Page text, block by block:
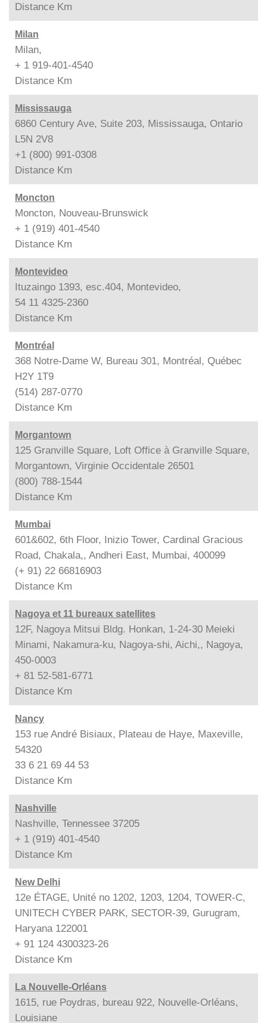
Distance Km
Milan
Milan,
+ 1 919-401-4540
Distance Km
Mississauga
6860 Century Ave, Suite 203, Mississauga, Ontario
L5N 2V8
+1 (800) 991-0308
Distance Km
Moncton
Moncton, Nouveau-Brunswick
+ 1 (919) 401-4540
Distance Km
Montevideo
Ituzaingo 1393, esc.404, Montevideo,
54 11 4325-2360
Distance Km
Montréal
368 Notre-Dame W, Bureau 301, Montréal, Québec
H2Y 1T9
(514) 287-0770
Distance Km
Morgantown
125 Granville Square, Loft Office à Granville Square,
Morgantown, Virginie Occidentale 26501
(800) 788-1544
Distance Km
Mumbai
601&602, 6th Floor, Inizio Tower, Cardinal Gracious
Road, Chakala,, Andheri East, Mumbai, 400099
(+ 91) 22 66816903
Distance Km
Nagoya et 11 bureaux satellites
12F, Nagoya Mitsui Bldg. Honkan, 1-24-30 Meieki
Minami, Nakamura-ku, Nagoya-shi, Aichi,, Nagoya,
450-0003
+ 81 52-581-6771
Distance Km
Nancy
153 rue André Bisiaux, Plateau de Haye, Maxeville,
54320
33 6 21 69 44 53
Distance Km
Nashville
Nashville, Tennessee 37205
+ 1 (919) 401-4540
Distance Km
New Delhi
12e ÉTAGE, Unité no 1202, 1203, 1204, TOWER-C,
UNITECH CYBER PARK, SECTOR-39, Gurugram,
Haryana 122001
+ 91 124 4300323-26
Distance Km
La Nouvelle-Orléans
1615, rue Poydras, bureau 922, Nouvelle-Orléans,
Louisiane